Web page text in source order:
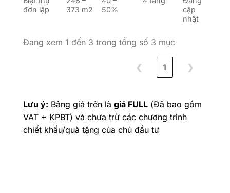
đơn lập
373 m2
50%
cập
nhật
Đang xem 1 đến 3 trong tổng số 3 mục
❮ 1 ❯
Lưu ý: Bảng giá trên là giá FULL (Đã bao gồm
VAT + KPBT) và chưa trừ các chương trình
chiết khấu/quà tặng của chủ đầu tư